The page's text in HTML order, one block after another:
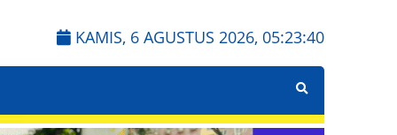
KAMIS, 6 AGUSTUS 2026, 05:23:40